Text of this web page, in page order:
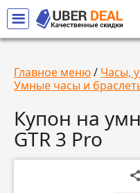
Главное меню/ Часы,
Умные часы и
Купон на
GTR 3 Pro